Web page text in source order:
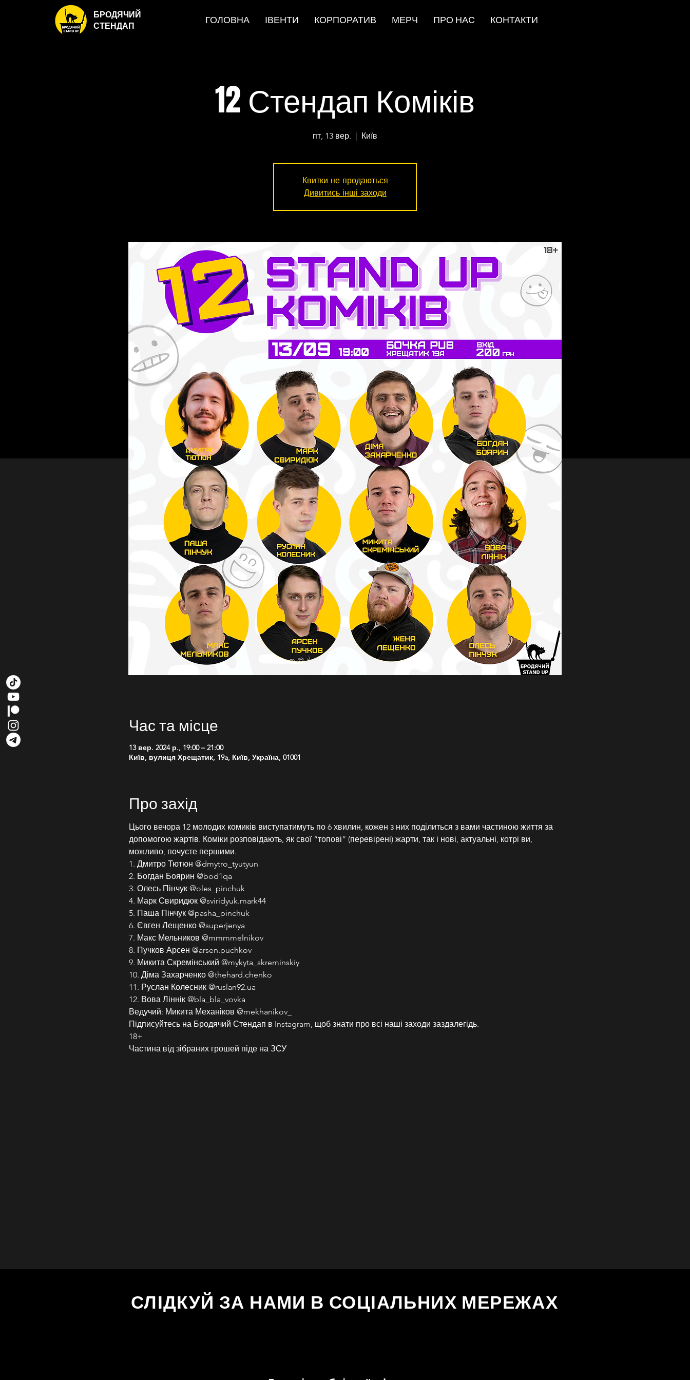
БРОДЯЧИЙ
СТЕНДАП
ГОЛОВНА ІВЕНТИ КОРПОРАТИВ МЕРЧ ПРО НАС КОНТАКТИ
12 Стендап Коміків
пт, 13 вер.
  |
Київ
Квитки не продаються
Дивитись інші заходи
Час та місце
13 вер. 2024 р., 19:00 – 21:00
Київ, вулиця Хрещатик, 19a, Київ, Україна, 01001
Про захід
Цього вечора 12 молодих комиків виступатимуть по 6 хвилин, кожен з них поділиться з вами частиною життя за
допомогою жартів. Коміки розповідають, як свої “топові” (перевірені) жарти, так і нові, актуальні, котрі ви,
можливо, почуєте першими.
1. Дмитро Тютюн @dmytro_tyutyun
2. Богдан Боярин @bod1qa
3. Олесь Пінчук @oles_pinchuk
4. Марк Свиридюк @sviridyuk.mark44
5. Паша Пінчук @pasha_pinchuk
6. Євген Лещенко @superjenya
7. Макс Мельников @mmmmelnikov
8. Пучков Арсен @arsen.puchkov
9. Микита Скремінський @mykyta_skreminskiy
10. Діма Захарченко @thehard.chenko
11. Руслан Колесник @ruslan92.ua
12. Вова Ліннік @bla_bla_vovka
Ведучий: Микита Механіков @mekhanikov_
Підписуйтесь на Бродячий Стендап в Instagram, щоб знати про всі наші заходи заздалегідь.
18+
Частина від зібраних грошей піде на ЗСУ
СЛІДКУЙ ЗА НАМИ В СОЦІАЛЬНИХ МЕРЕЖАХ